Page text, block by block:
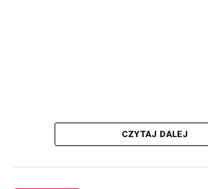
CZYTAJ DALEJ